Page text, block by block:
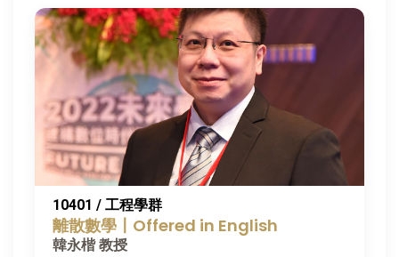
10401 / 工程學群
離散數學〡Offered in English
韓永楷 教授